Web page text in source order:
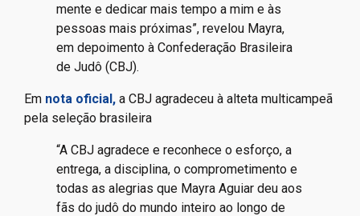
mente e dedicar mais tempo a mim e às
pessoas mais próximas”, revelou Mayra,
em depoimento à Confederação Brasileira
de Judô (CBJ).
Em nota oficial, a CBJ agradeceu à alteta multicampeã
pela seleção brasileira
“A CBJ agradece e reconhece o esforço, a
entrega, a disciplina, o comprometimento e
todas as alegrias que Mayra Aguiar deu aos
fãs do judô do mundo inteiro ao longo de